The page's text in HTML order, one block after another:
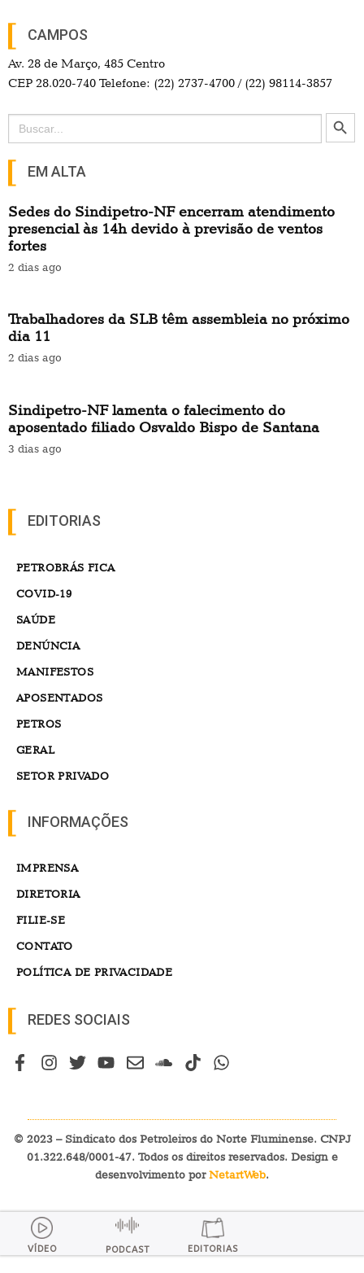
CAMPOS
Av. 28 de Março, 485 Centro
CEP 28.020-740 Telefone: (22) 2737-4700 / (22) 98114-3857
Search
for:
Search Button
EM ALTA
Sedes do Sindipetro-NF encerram atendimento
presencial às 14h devido à previsão de ventos
fortes
2 dias ago
Trabalhadores da SLB têm assembleia no próximo
dia 11
2 dias ago
Sindipetro-NF lamenta o falecimento do
aposentado filiado Osvaldo Bispo de Santana
3 dias ago
EDITORIAS
PETROBRÁS FICA
COVID-19
SAÚDE
DENÚNCIA
MANIFESTOS
APOSENTADOS
PETROS
GERAL
SETOR PRIVADO
INFORMAÇÕES
IMPRENSA
DIRETORIA
FILIE-SE
CONTATO
POLÍTICA DE PRIVACIDADE
REDES SOCIAIS
© 2023 – Sindicato dos Petroleiros do Norte Fluminense. CNPJ
01.322.648/0001-47. Todos os direitos reservados. Design e
desenvolvimento porNetartWeb.
VÍDEO PODCAST EDITORIAS